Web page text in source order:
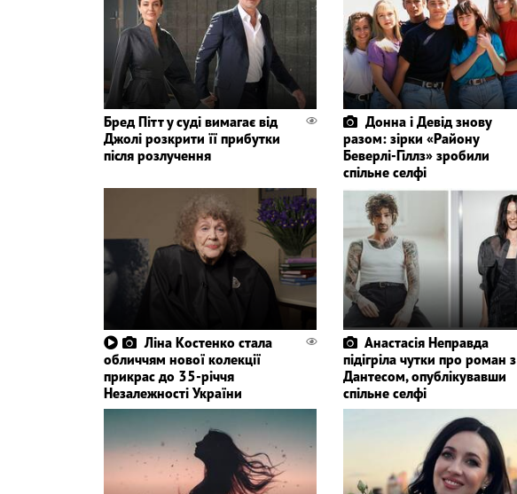
Бред Пітт у суді вимагає від
Джолі розкрити її прибутки
після розлучення
Донна і Девід знову
разом: зірки «Району
Беверлі-Гіллз» зробили
спільне селфі
Ліна Костенко стала
обличчям нової колекції
прикрас до 35-річчя
Незалежності України
Анастасія Неправда
підігріла чутки про роман з
Дантесом, опублікувавши
спільне селфі